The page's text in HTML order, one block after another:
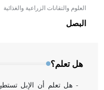
العلوم والتقانات الزراعية والغذائية
البصل
هل تعلم؟
- هل تعلم أن الأبلق نوع
بالعمارة الإسلامية في
المعمار على بناء
- هل تعلم أن الإبل